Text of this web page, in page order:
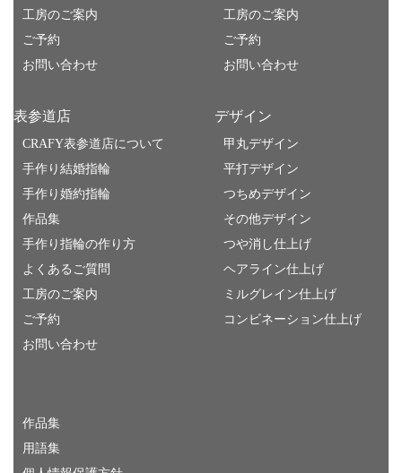
工房のご案内
ご予約
お問い合わせ
工房のご案内
ご予約
お問い合わせ
表参道店
CRAFY表参道店について
手作り結婚指輪
手作り婚約指輪
作品集
手作り指輪の作り方
よくあるご質問
工房のご案内
ご予約
お問い合わせ
デザイン
甲丸デザイン
平打デザイン
つちめデザイン
その他デザイン
つや消し仕上げ
ヘアライン仕上げ
ミルグレイン仕上げ
コンビネーション仕上げ
作品集
用語集